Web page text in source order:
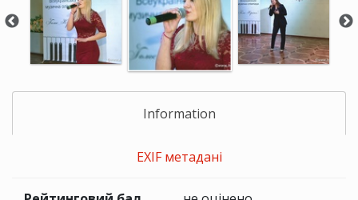
Information
EXIF метадані